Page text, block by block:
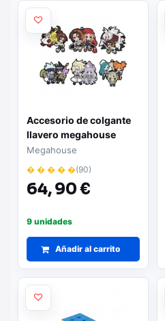
Accesorio de colgante
llavero megahouse
rubber mascot shaman
king set de 6
Megahouse
� � � � �(90)
64,90 €
9 unidades
Añadir al carrito